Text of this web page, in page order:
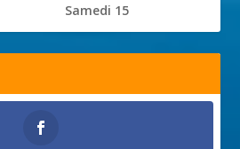
Samedi 15